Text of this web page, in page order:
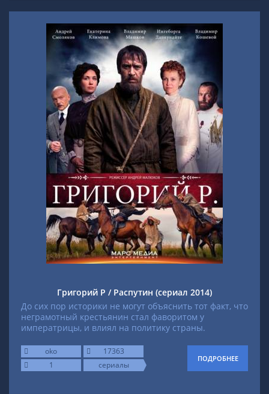
Григорий Р / Распутин (сериал 2014)
До сих пор историки не могут объяснить тот факт, что
неграмотный крестьянин стал фаворитом у
императрицы, и влиял на политику страны.
oko
17363
1
сериалы
ПОДРОБНЕЕ